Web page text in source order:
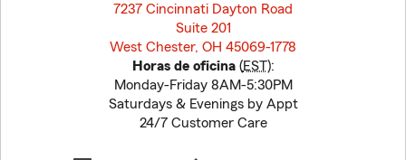
7237 Cincinnati Dayton Road
Suite 201
West Chester, OH 45069-1778
Horas de oficina(EST):
Monday-Friday 8AM-5:30PM
Saturdays & Evenings by Appt
24/7 Customer Care